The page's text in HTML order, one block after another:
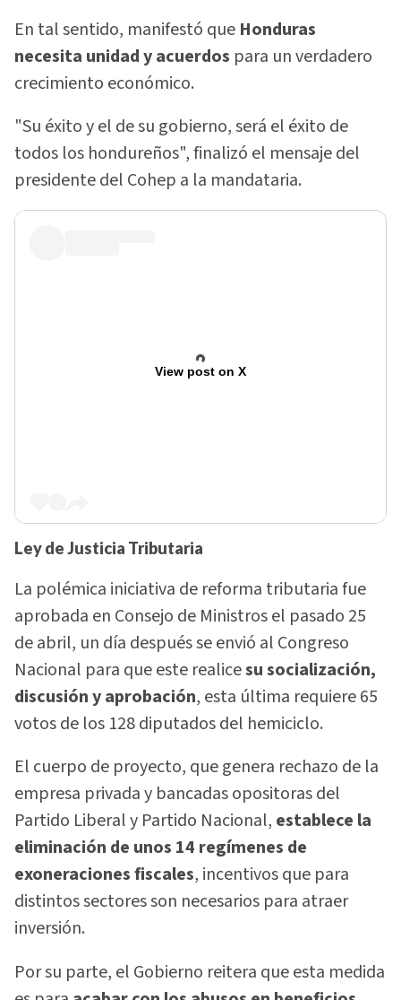
En tal sentido, manifestó que Honduras
necesita unidad y acuerdos para un verdadero
crecimiento económico.
"Su éxito y el de su gobierno, será el éxito de
todos los hondureños", finalizó el mensaje del
presidente del Cohep a la mandataria.
View post on X
Ley de Justicia Tributaria
La polémica iniciativa de reforma tributaria fue
aprobada en Consejo de Ministros el pasado 25
de abril, un día después se envió al Congreso
Nacional para que este realicesu socialización,
discusión y aprobación, esta última requiere 65
votos de los 128 diputados del hemiciclo.
El cuerpo de proyecto, que genera rechazo de la
empresa privada y bancadas opositoras del
Partido Liberal y Partido Nacional, establece la
eliminación de unos 14 regímenes de
exoneraciones fiscales, incentivos que para
distintos sectores son necesarios para atraer
inversión.
Por su parte, el Gobierno reitera que esta medida